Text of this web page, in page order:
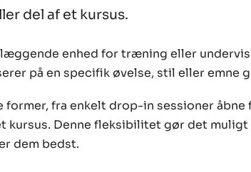
del af et kursus.
enhed for træning eller
på en specifik øvelse, stil eller emne
former, fra enkelt drop-in sessioner
kursus. Denne fleksibilitet gør det
dem bedst.